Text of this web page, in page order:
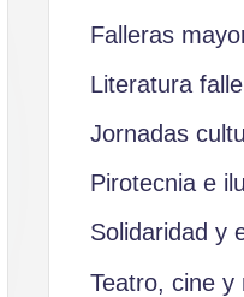
Falleras
Literatura
Jornadas
Pirotecnia e
Solidaridad y
Teatro, cine y